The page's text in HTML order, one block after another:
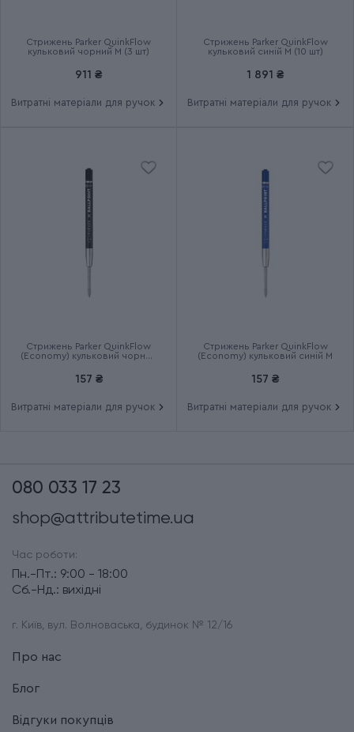
Тип випуску товару Спецвипуск
Стрижень Parker QuinkFlow
кульковий чорний M (3 шт)
911 ₴
Витратні матеріали для ручок
Стрижень Parker QuinkFlow
кульковий синій M (10 шт)
1 891 ₴
Витратні матеріали для ручок
Стрижень Parker QuinkFlow
(Economy) кульковий чорний
157 ₴
Витратні матеріали для ручок
Стрижень Parker QuinkFlow
(Economy) кульковий синій M
157 ₴
Витратні матеріали для ручок
080 033 17 23
shop@attributetime.ua
Час роботи:
Пн.-Пт.: 9:00 - 18:00
Сб.-Нд.: вихідні
г. Київ, вул. Волноваська, будинок № 12/16
Про нас
Блог
Відгуки покупців